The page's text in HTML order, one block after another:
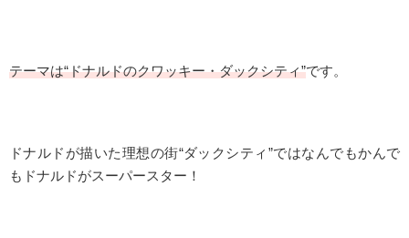
テーマは“ドナルドのクワッキー・ダックシティ”です。
ドナルドが描いた理想の街“ダックシティ”ではなんでもかんで
もドナルドがスーパースター！